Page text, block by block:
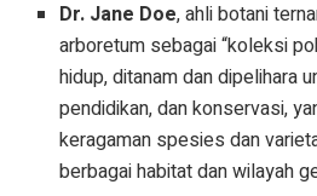
Dr. Jane Doe, ahli botani
arboretum sebagai “koleksi
hidup, ditanam dan dipelihara
pendidikan, dan konservasi,
keragaman spesies dan
berbagai habitat dan wilayah